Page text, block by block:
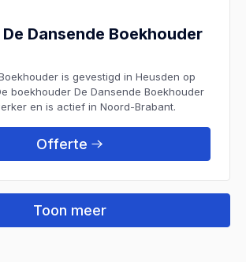
De Dansende Boekhouder
is gevestigd in Heusden op
boekhouder De Dansende Boekhouder
en is actief in Noord-Brabant.
Offerte
Toon meer